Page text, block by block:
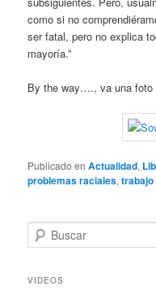
como si no
ser fatal, pero no explica
mayoría.”
By the way…., va una foto
Publicado en Actualidad,
problemas raciales,trabajo
u
c
VIDEOS